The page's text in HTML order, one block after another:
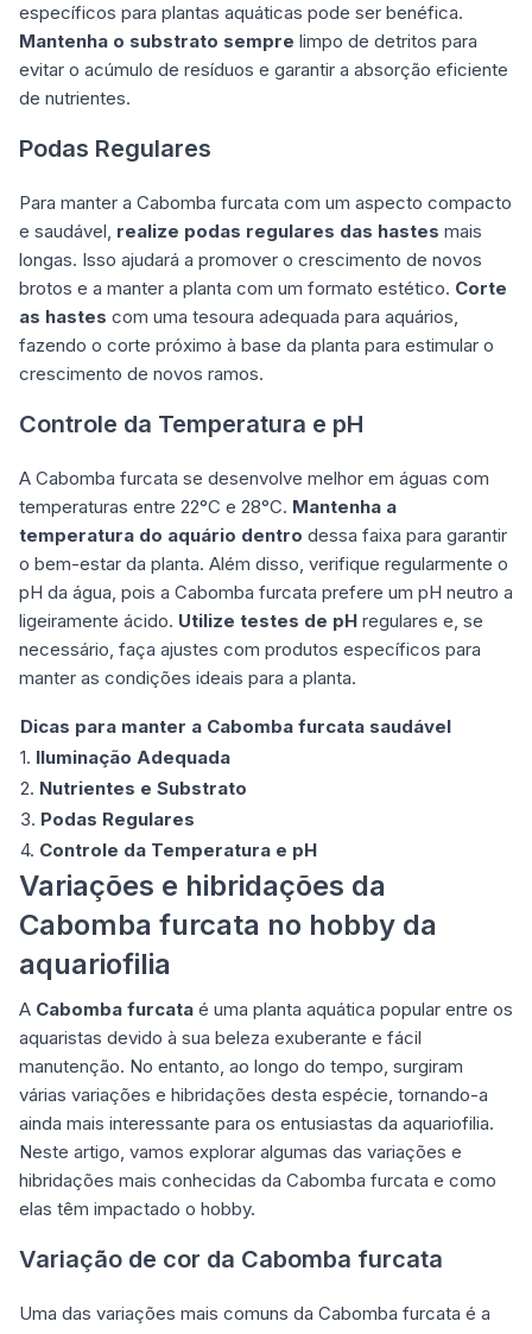
específicos para plantas aquáticas pode ser benéfica.
Mantenha o substrato sempre limpo de detritos para
evitar o acúmulo de resíduos e garantir a absorção eficiente
de nutrientes.
Podas Regulares
Para manter a Cabomba furcata com um aspecto compacto
e saudável, realize podas regulares das hastes mais
longas. Isso ajudará a promover o crescimento de novos
brotos e a manter a planta com um formato estético. Corte
as hastes com uma tesoura adequada para aquários,
fazendo o corte próximo à base da planta para estimular o
crescimento de novos ramos.
Controle da Temperatura e pH
A Cabomba furcata se desenvolve melhor em águas com
temperaturas entre 22°C e 28°C. Mantenha a
temperatura do aquário dentro dessa faixa para garantir
o bem-estar da planta. Além disso, verifique regularmente o
pH da água, pois a Cabomba furcata prefere um pH neutro a
ligeiramente ácido. Utilize testes de pH regulares e, se
necessário, faça ajustes com produtos específicos para
manter as condições ideais para a planta.
Dicas para manter a Cabomba furcata saudável
1. Iluminação Adequada
2. Nutrientes e Substrato
3. Podas Regulares
4. Controle da Temperatura e pH
Variações e hibridações da
Cabomba furcata no hobby da
aquariofilia
A Cabomba furcata é uma planta aquática popular entre os
aquaristas devido à sua beleza exuberante e fácil
manutenção. No entanto, ao longo do tempo, surgiram
várias variações e hibridações desta espécie, tornando-a
ainda mais interessante para os entusiastas da aquariofilia.
Neste artigo, vamos explorar algumas das variações e
hibridações mais conhecidas da Cabomba furcata e como
elas têm impactado o hobby.
Variação de cor da Cabomba furcata
Uma das variações mais comuns da Cabomba furcata é a